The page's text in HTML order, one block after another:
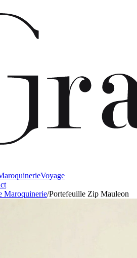
Voyage
Maroquinerie/Portefeuille Zip Mauleon